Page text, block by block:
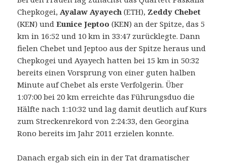
Chepkogei,Ayalaw Ayayech (ETH), Zeddy Chebet
(KEN) undEunice Jeptoo (KEN) an der Spitze, das 5
km in 16:52 und 10 km in 33:47 zurücklegte. Dann
fielen Chebet und Jeptoo aus der Spitze heraus und
Chepkogei und Ayayech hatten bei 15 km in 50:32
bereits einen Vorsprung von einer guten halben
Minute auf Chebet als erste Verfolgerin. Über
1:07:00 bei 20 km erreichte das Führungsduo die
Hälfte nach 1:10:32 und lag damit deutlich auf Kurs
zum Streckenrekord von 2:24:33, den Georgina
Rono bereits im Jahr 2011 erzielen konnte.
Danach ergab sich ein in der Tat dramatischer